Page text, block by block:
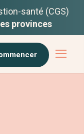
santé (CGS)
provinces